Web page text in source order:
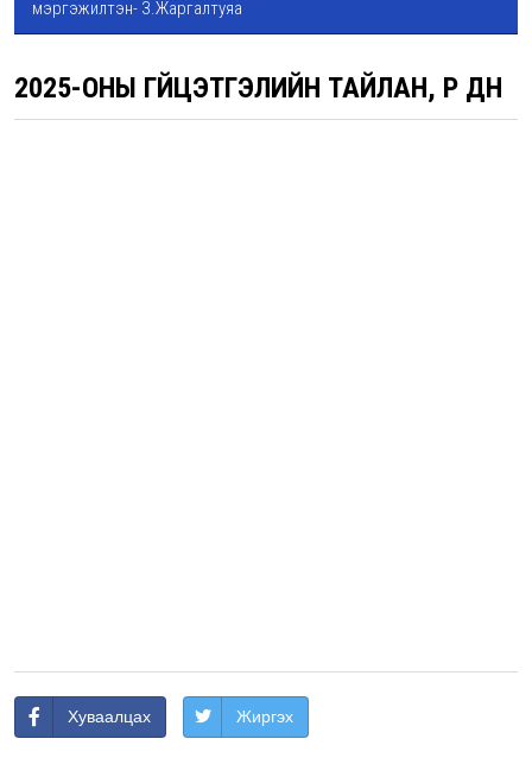
мэргэжилтэн- З.Жаргалтуяа
2025-ОНЫ ГҮЙЦЭТГЭЛИЙН ТАЙЛАН, ҮР ДҮН
Хуваалцах Жиргэх